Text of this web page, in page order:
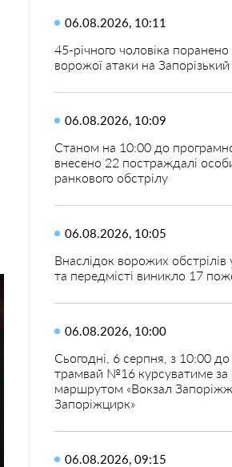
06.08.2026, 10:11
45-річного чоловіка поранено
ворожої атаки на
06.08.2026, 10:09
Станом на 10:00 до
внесено 22 постраждалі
ранкового обстрілу
06.08.2026, 10:05
Внаслідок ворожих обстрілів
та передмісті виникло 17
06.08.2026, 10:00
Сьогодні, 6 серпня, з 10:00
трамвай №16 курсуватиме за
маршрутом «Вокзал
Запоріжцирк»
06.08.2026, 09:15